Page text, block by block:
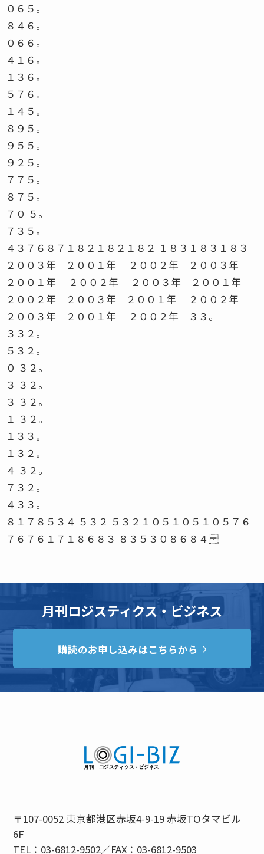
０６５。
８４６。
０６６。
４１６。
１３６。
５７６。
１４５。
８９５。
９５５。
９２５。
７７５。
８７５。
７０ ５。
７３５。
４３７６８７１８２１８２１８２ １８３１８３１８３
２００３年 ２００１年 ２００２年 ２００３年
２００１年 ２００２年 ２００３年 ２００１年
２００２年 ２００３年 ２００１年 ２００２年
２００３年 ２００１年 ２００２年 ３３。
３３２。
５３２。
０ ３２。
３ ３２。
３ ３２。
１ ３２。
１３３。
１３２。
４ ３２。
７３２。
４３３。
８１７８５３４ ５３２ ５３２１０５１０５１０５７６
７６７６１７１８６８３ ８３５３０８６８４
月刊ロジスティクス・ビジネス
購読のお申し込みはこちらから
〒107-0052 東京都港区赤坂4-9-19 赤坂TOタマビル
6F
TEL：03-6812-9502／FAX：03-6812-9503